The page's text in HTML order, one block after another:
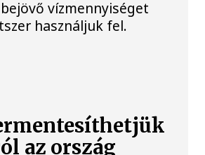
vízmennyiséget
használjuk fel.
az ország